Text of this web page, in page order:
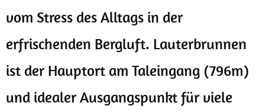
vom Stress des Alltags in der
erfrischenden Bergluft. Lauterbrunnen
ist der Hauptort am Taleingang (796m)
und idealer Ausgangspunkt für viele